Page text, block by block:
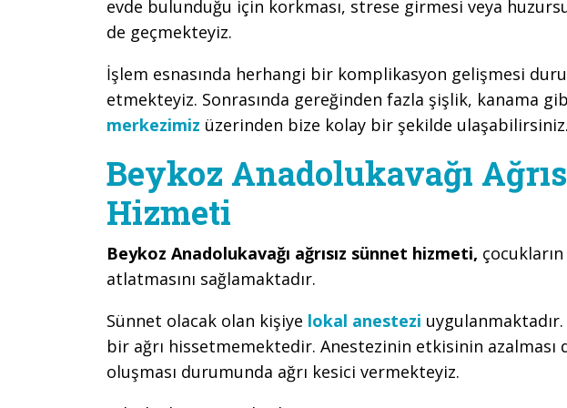
evde bulunduğu için korkması, strese girmesi veya
de geçmekteyiz.
İşlem esnasında herhangi bir komplikasyon gelişmesi
etmekteyiz. Sonrasında gereğinden fazla şişlik, kanama
merkezimiz üzerinden bize kolay bir şekilde ulaşabilirsiniz.
Beykoz Anadolukavağı
Hizmeti
Beykoz Anadolukavağı ağrısız sünnet hizmeti,
atlatmasını sağlamaktadır.
Sünnet olacak olan kişiye lokal anestezi
bir ağrı hissetmemektedir. Anestezinin etkisinin azalması
oluşması durumunda ağrı kesici vermekteyiz.